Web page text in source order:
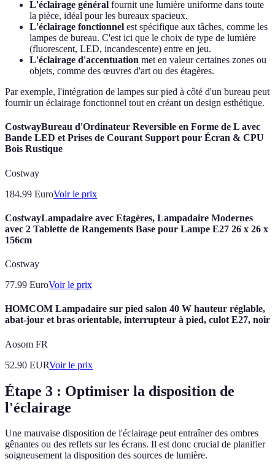
L'éclairage général fournit une lumière uniforme dans toute
la pièce, idéal pour les bureaux spacieux.
L'éclairage fonctionnel est spécifique aux tâches, comme les
lampes de bureau. C'est ici que le choix de type de lumière
(fluorescent, LED, incandescente) entre en jeu.
L'éclairage d'accentuation met en valeur certaines zones ou
objets, comme des œuvres d'art ou des étagères.
Par exemple, l'intégration de lampes sur pied à côté d'un bureau peut
fournir un éclairage fonctionnel tout en créant un design esthétique.
CostwayBureau d'Ordinateur Reversible en Forme de L avec
Bande LED et Prises de Courant Support pour Écran & CPU
Bois Rustique
Costway
184.99 EuroVoir le prix
CostwayLampadaire avec Etagères, Lampadaire Modernes
avec 2 Tablette de Rangements Base pour Lampe E27 26 x 26 x
156cm
Costway
77.99 EuroVoir le prix
HOMCOM Lampadaire sur pied salon 40 W hauteur réglable,
abat-jour et bras orientable, interrupteur à pied, culot E27, noir
Aosom FR
52.90 EURVoir le prix
Étape 3 : Optimiser la disposition de
l'éclairage
Une mauvaise disposition de l'éclairage peut entraîner des ombres
gênantes ou des reflets sur les écrans. Il est donc crucial de planifier
soigneusement la disposition des sources de lumière.